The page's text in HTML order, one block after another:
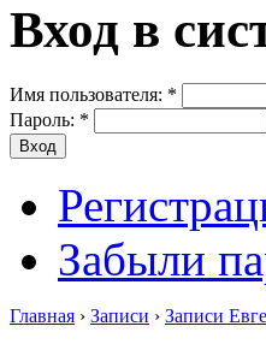
Вход в
Имя пользователя: *
Пароль: *
Забыли
Главная › Записи › Записи